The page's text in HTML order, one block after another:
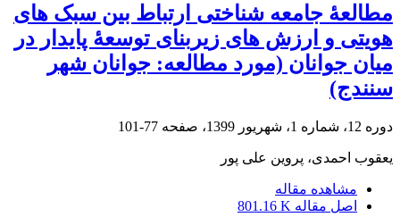
مطالعۀ جامعه شناختی ارتباط بین سبک های
هویتی و ارزش های زیربنای توسعۀ پایدار در
میان جوانان (مورد مطالعه: جوانان شهر
سنندج)
دوره 12، شماره 1، شهریور 1399، صفحه 77-101
یعقوب احمدی، پروین علی پور
مشاهده مقاله
اصل مقاله 801.16 K